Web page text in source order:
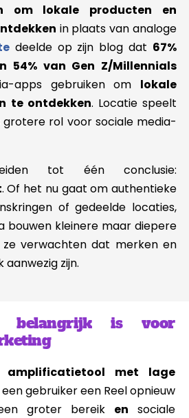
om lokale producten en
in plaats van analoge
deelde op zijn blog dat 67%
54% van Gen Z/Millennials
apps gebruiken om lokale
te ontdekken. Locatie speelt
grotere rol voor sociale media-
tot één conclusie:
. Of het nu gaat om authentieke
of gedeelde locaties,
bouwen kleinere maar diepere
verwachten dat merken en
zijn.
belangrijk is voor
amplificatietool met lage
gebruiker een Reel opnieuw
groter bereik en sociale